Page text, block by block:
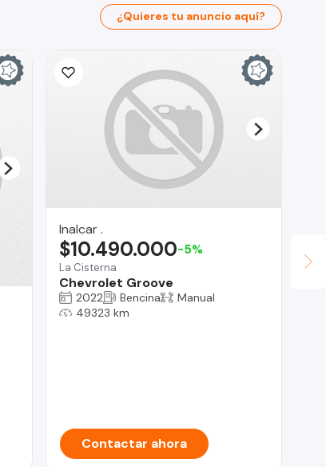
¿Quieres tu anuncio aquí?
Inalcar .
La Cisterna
Chevrolet Groove
$10.490.000-5%
2022 Bencina
Manual
49323 km
Contactar ahora